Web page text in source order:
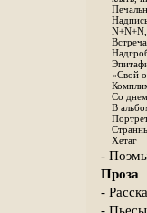
«Свой
Со
В
Хетаг
-
Проза
-